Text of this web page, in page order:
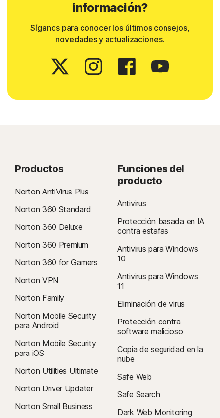
información?
Síganos para conocer los últimos consejos,
novedades y actualizaciones.
Productos
Norton AntiVirus Plus
Norton 360 Standard
Norton 360 Deluxe
Norton 360 Premium
Norton 360 for Gamers
Norton VPN
Norton Family
Norton Mobile Security
para Android
Norton Mobile Security
para iOS
Norton Utilities Ultimate
Norton Driver Updater
Norton Small Business
Funciones del
producto
Antivirus
Protección basada en IA
contra estafas
Antivirus para Windows
10
Antivirus para Windows
11
Eliminación de virus
Protección contra
software malicioso
Copia de seguridad en la
nube
Safe Web
Safe Search
Dark Web Monitoring